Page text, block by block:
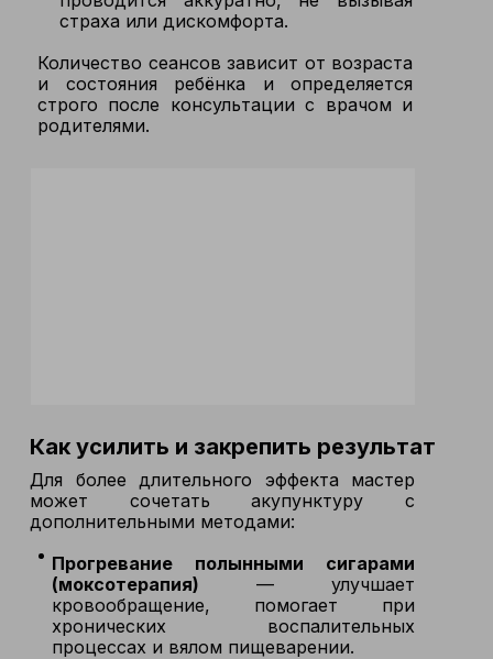
Для более длительного эффекта мастер
может сочетать акупунктуру с
дополнительными методами:
Прогревание полынными сигарами
(моксотерапия) — улучшает
кровообращение, помогает при
хронических воспалительных
процессах и вялом пищеварении.
страха или дискомфорта.
Количество сеансов зависит от возраста
и состояния ребёнка и определяется
строго после консультации с врачом и
родителями.
Как усилить и закрепить результат